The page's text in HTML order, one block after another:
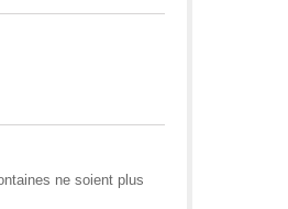
ne soient plus